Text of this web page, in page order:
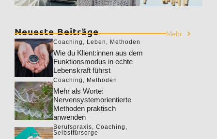
Neueste Beiträge Mehr
Coaching Leben Methoden
Wie du Klient:innen aus dem
Funktionsmodus in echte
Lebenskraft führst
Coaching , Methoden
Mehr als Worte:
Nervensystemorientierte
Methoden praktisch
anwenden
Berufspraxis, Coaching ,
Selbstfürsorge